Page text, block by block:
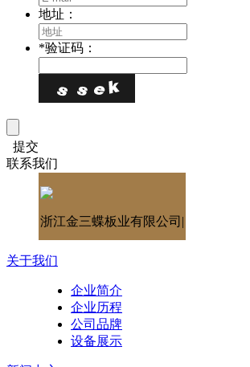
地址：
*验证码：
提交
联系我们
浙江金三蝶板业有限公司|
关于我们
企业简介
企业历程
公司品牌
设备展示